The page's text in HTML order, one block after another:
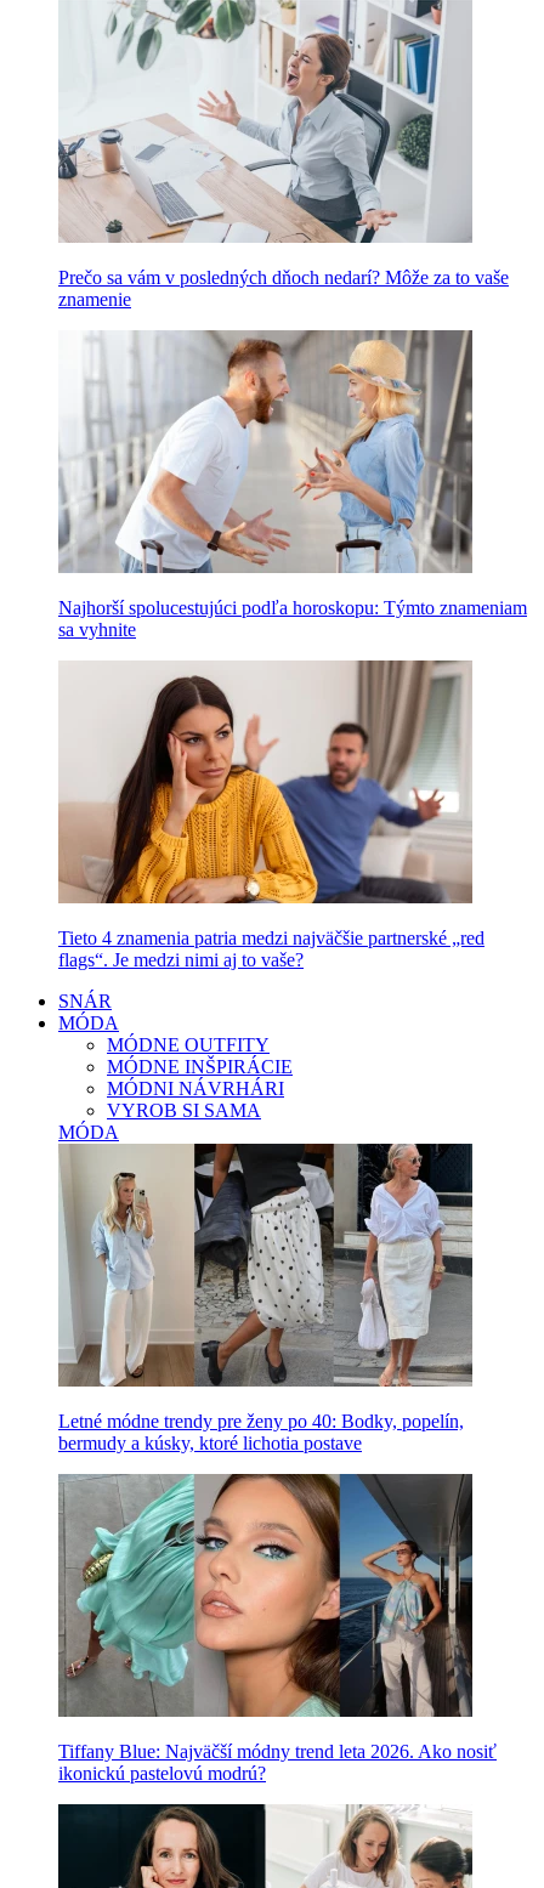
Prečo sa vám v posledných dňoch nedarí? Môže za to vaše
znamenie
Najhorší spolucestujúci podľa horoskopu: Týmto znameniam
sa vyhnite
Tieto 4 znamenia patria medzi najväčšie partnerské „red
flags“. Je medzi nimi aj to vaše?
SNÁR
MÓDA
MÓDNE OUTFITY
MÓDNE INŠPIRÁCIE
MÓDNI NÁVRHÁRI
VYROB SI SAMA
MÓDA
Letné módne trendy pre ženy po 40: Bodky, popelín,
bermudy a kúsky, ktoré lichotia postave
Tiffany Blue: Najväčší módny trend leta 2026. Ako nosiť
ikonickú pastelovú modrú?